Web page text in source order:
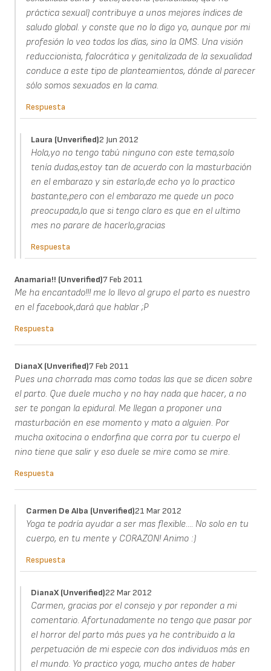
práctica sexual) contribuye a unos mejores índices de
saludo global. y conste que no lo digo yo, aunque por mi
profesión lo veo todos los días, sino la OMS. Una visión
reduccionista, falocrática y genitalizada de la sexualidad
conduce a este tipo de planteamientos, dónde al parecer
sólo somos sexuados en la cama.
Respuesta
Laura (unverified)2 Jun 2012
Hola,yo no tengo tabú ninguno con este tema,solo
tenía dudas,estoy tan de acuerdo con la masturbación
en el embarazo y sin estarlo,de echo yo lo practico
bastante,pero con el embarazo me quede un poco
preocupada,lo que si tengo claro es que en el ultimo
mes no parare de hacerlo,gracias
Respuesta
Anamaria!! (unverified)7 Feb 2011
Me ha encantado!!! me lo llevo al grupo el parto es nuestro
en el facebook,dará que hablar ;P
Respuesta
DianaX (unverified)7 Feb 2011
Pues una chorrada mas como todas las que se dicen sobre
el parto. Que duele mucho y no hay nada que hacer, a no
ser te pongan la epidural. Me llegan a proponer una
masturbación en ese momento y mato a alguien. Por
mucha oxitocina o endorfina que corra por tu cuerpo el
nino tiene que salir y eso duele se mire como se mire.
Respuesta
Carmen De Alba (unverified)21 Mar 2012
Yoga te podría ayudar a ser mas flexible.... No solo en tu
cuerpo, en tu mente y CORAZON! Animo :)
Respuesta
DianaX (unverified)22 Mar 2012
Carmen, gracias por el consejo y por reponder a mi
comentario. Afortunadamente no tengo que pasar por
el horror del parto más pues ya he contribuido a la
perpetuación de mi especie con dos individuos más en
el mundo. Yo practico yoga, mucho antes de haber